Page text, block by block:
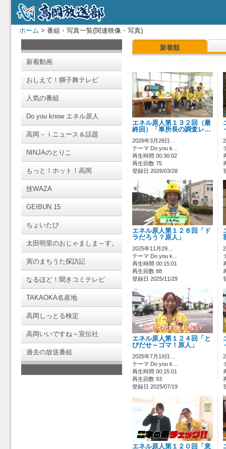
ホーム > 番組・写真一覧(関連映像・写真)
新着動画
おしえて！獅子舞テレビ
人気の番組
Do you know エネル原人
高岡－ｉニュース＆話題
NINJAのとりこ
もっと！ホット！高岡
技WAZA
GEIBUN 15
ちょいたび
太田明里のおじゃましま～す。
寅のまちうた探訪記
なるほど！聞きコミテレビ
TAKAOKA名産地
高岡しっとる検定
高岡いいですね～宣伝社
過去の放送番組
新着順
エネル原人第１３２回（最
終回）「車所長の調査レ…
2026年3月28日…
テーマ Do you k…
再生時間 00:30:02
再生回数 75
登録日 2026/03/28
エネル原人第１２８回「ド
ラだろう？原人」
2025年11月29…
テーマ Do you k…
再生時間 00:15:01
再生回数 88
登録日 2025/11/29
エネル原人第１２４回「と
びだせ～ゴマ！原人」
2025年7月19日…
テーマ Do you k…
再生時間 00:15:01
再生回数 93
登録日 2025/07/19
エネル原人第１２０回「意